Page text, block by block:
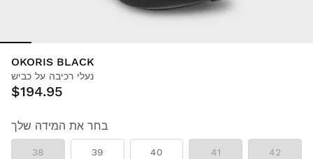
OKORIS BLACK
נעלי רכיבה על כביש
$194.95
בחר את המידה שלך
38 39 40 41 42